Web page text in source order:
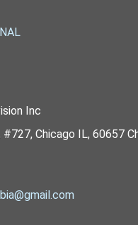
Inc
#727, Chicago IL, 60657